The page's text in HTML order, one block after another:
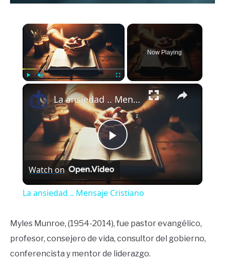
×
Now Playing
×
Play
Video
La ansiedad .. Mensaje Cristiano
Watch on
La ansiedad .. Mensaje Cristiano
Myles Munroe, (1954-2014), fue pastor evangélico,
profesor, consejero de vida, consultor del gobierno,
conferencista y mentor de liderazgo.